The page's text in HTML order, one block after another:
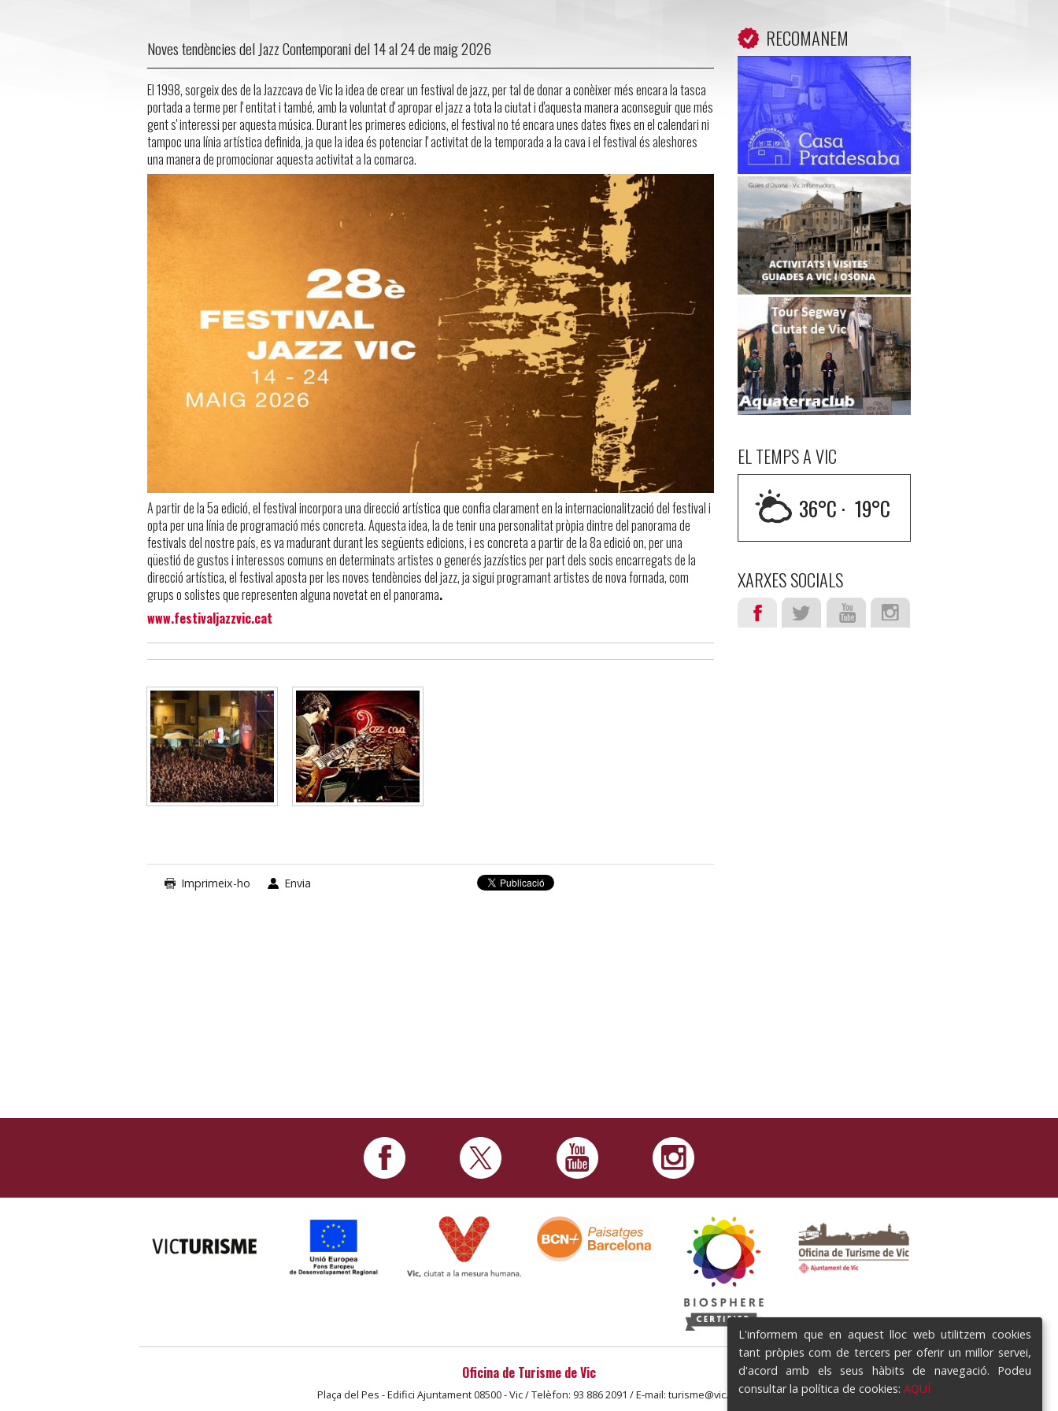
Noves tendències del Jazz Contemporani del 14 al 24 de maig 2026
El 1998, sorgeix des de la Jazzcava de Vic la idea de crear un festival de jazz, per tal de donar a conèixer més encara la tasca
portada a terme per l' entitat i també, amb la voluntat d' apropar el jazz a tota la ciutat i d'aquesta manera aconseguir que més
gent s' interessi per aquesta música. Durant les primeres edicions, el festival no té encara unes dates fixes en el calendari ni
tampoc una línia artística definida, ja que la idea és potenciar l' activitat de la temporada a la cava i el festival és aleshores
una manera de promocionar aquesta activitat a la comarca.
A partir de la 5a edició, el festival incorpora una direcció artística que confia clarament en la internacionalització del festival i
opta per una línia de programació més concreta. Aquesta idea, la de tenir una personalitat pròpia dintre del panorama de
festivals del nostre país, es va madurant durant les següents edicions, i es concreta a partir de la 8a edició on, per una
qüestió de gustos i interessos comuns en determinats artistes o generés jazzístics per part dels socis encarregats de la
direcció artística, el festival aposta per les noves tendències del jazz, ja sigui programant artistes de nova fornada, com
grups o solistes que representen alguna novetat en el panorama.
www.festivaljazzvic.cat
Imprimeix-ho Envia
RECOMANEM
EL TEMPS A VIC
36°C · 19°C
XARXES SOCIALS
Oficina de Turisme de Vic
Plaça del Pes - Edifici Ajuntament 08500 - Vic / Telèfon: 93 886 2091 / E-mail: turisme@vic.cat
L'informem que en aquest lloc web utilitzem cookies
tant pròpies com de tercers per oferir un millor servei,
d'acord amb els seus hàbits de navegació. Podeu
consultar la política de cookies: AQUÍ